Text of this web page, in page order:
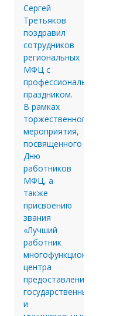
Сергей
Третьяков
поздравил
сотрудников
региональных
МФЦ с
профессиональным
праздником.
В рамках
торжественного
мероприятия,
посвященного
Дню
работников
МФЦ, а
также
присвоению
звания
«Лучший
работник
многофункционального
центра
предоставления
государственных
и